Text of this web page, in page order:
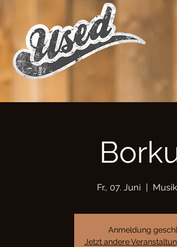
Fr., 07. Juni
Anmeldung
Jetzt andere